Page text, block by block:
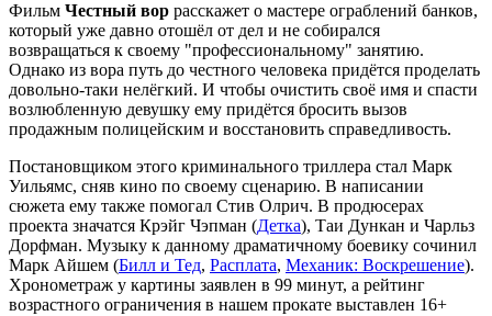
Фильм Честный вор расскажет о мастере ограблений банков,
который уже давно отошёл от дел и не собирался
возвращаться к своему "профессиональному" занятию.
Однако из вора путь до честного человека придётся проделать
довольно-таки нелёгкий. И чтобы очистить своё имя и спасти
возлюбленную девушку ему придётся бросить вызов
продажным полицейским и восстановить справедливость.
Постановщиком этого криминального триллера стал Марк
Уильямс, сняв кино по своему сценарию. В написании
сюжета ему также помогал Стив Олрич. В продюсерах
проекта значатся Крэйг Чэпман (Детка), Таи Дункан и Чарльз
Дорфман. Музыку к данному драматичному боевику сочинил
Марк Айшем (Билл и Тед, Расплата, Механик: Воскрешение).
Хронометраж у картины заявлен в 99 минут, а рейтинг
возрастного ограничения в нашем прокате выставлен 16+